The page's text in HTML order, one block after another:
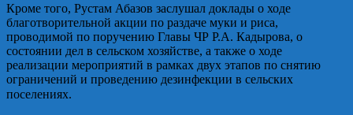
Кроме того, Рустам Абазов заслушал доклады о ходе
благотворительной акции по раздаче муки и риса,
проводимой по поручению Главы ЧР Р.А. Кадырова, о
состоянии дел в сельском хозяйстве, а также о ходе
реализации мероприятий в рамках двух этапов по снятию
ограничений и проведению дезинфекции в сельских
поселениях.⁣⁣⠀